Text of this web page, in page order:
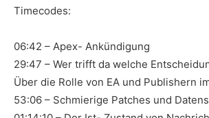
Timecodes:
06:42 – Apex- Ankündigung
29:47 – Wer trifft da welche
Über die Rolle von EA und Publishern
53:06 – Schmierige Patches und